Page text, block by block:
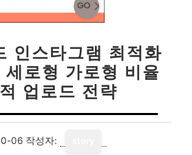
인스타그램 최적화
세로형 가로형 비율
업로드 전략
06 작성자: